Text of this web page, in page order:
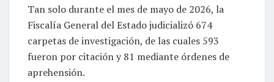
Tan solo durante el mes de mayo de 2026, la
Fiscalía General del Estado judicializó 674
carpetas de investigación, de las cuales 593
fueron por citación y 81 mediante órdenes de
aprehensión.